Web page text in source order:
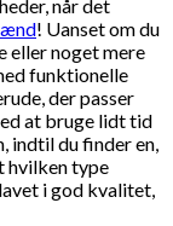
når det
! Uanset om du
eller noget mere
funktionelle
der passer
at bruge lidt tid
indtil du finder en,
hvilken type
i god kvalitet,